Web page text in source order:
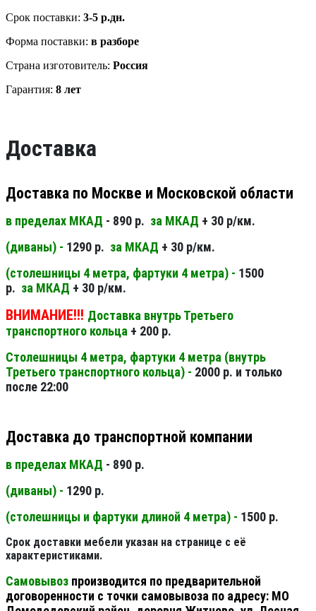
Срок поставки: 3-5 р.дн.
Форма поставки: в разборе
Страна изготовитель: Россия
Гарантия: 8 лет
Доставка
Доставка по Москве и Московской области
в пределах МКАД - 890 р. за МКАД + 30 р/км.
(диваны) - 1290 р. за МКАД + 30 р/км.
(столешницы 4 метра, фартуки 4 метра) - 1500
р. за МКАД + 30 р/км.
ВНИМАНИЕ!!! Доставка внутрь Третьего
транспортного кольца + 200 р.
Столешницы 4 метра, фартуки 4 метра (внутрь
Третьего транспортного кольца) - 2000 р. и только
после 22:00
Доставка до транспортной компании
в пределах МКАД - 890 р.
(диваны) - 1290 р.
(столешницы и фартуки длиной 4 метра) - 1500 р.
Срок доставки мебели указан на странице с её
характеристиками.
Самовывоз производится по предварительной
договоренности с точки самовывоза по адресу: МО